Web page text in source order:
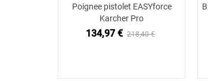
Ajouter au panier
Poignee pistolet EASYforce
Karcher Pro
134,97 € 218,40 €